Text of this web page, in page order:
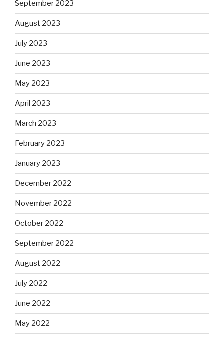
September 2023
August 2023
July 2023
June 2023
May 2023
April 2023
March 2023
February 2023
January 2023
December 2022
November 2022
October 2022
September 2022
August 2022
July 2022
June 2022
May 2022